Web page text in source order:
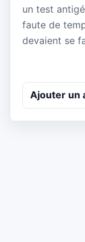
un test
faute de
devaient se
Ajouter un